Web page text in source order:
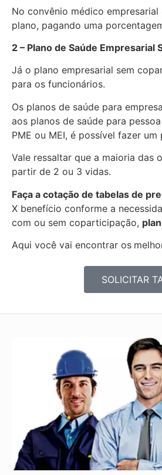
No convênio médico
plano, pagando uma
2 – Plano de Saúde
Já o plano empresarial sem
para os funcionários.
Os planos de saúde para
aos planos de saúde para
PME ou MEI, é possível fazer um
Vale ressaltar que a maioria das
partir de 2 ou 3 vidas.
Faça a cotação de tabelas de
X benefício conforme a
com ou sem coparticipação,
Aqui você vai encontrar os
SOLICITAR